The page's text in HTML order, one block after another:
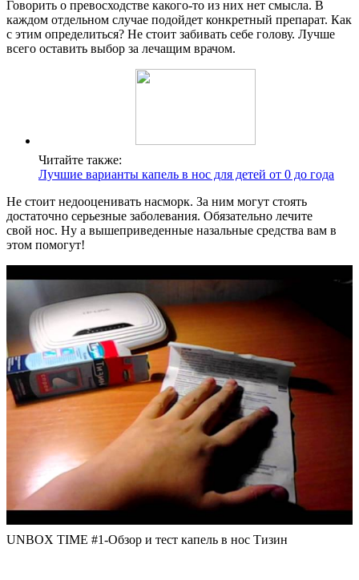
Говорить о превосходстве какого-то из них нет смысла. В
каждом отдельном случае подойдет конкретный препарат. Как
с этим определиться? Не стоит забивать себе голову. Лучше
всего оставить выбор за лечащим врачом.
Читайте также:
Лучшие варианты капель в нос для детей от 0 до года
Не стоит недооценивать насморк. За ним могут стоять
достаточно серьезные заболевания. Обязательно лечите
свой нос. Ну а вышеприведенные назальные средства вам в
этом помогут!
UNBOX TIME #1-Обзор и тест капель в нос Тизин